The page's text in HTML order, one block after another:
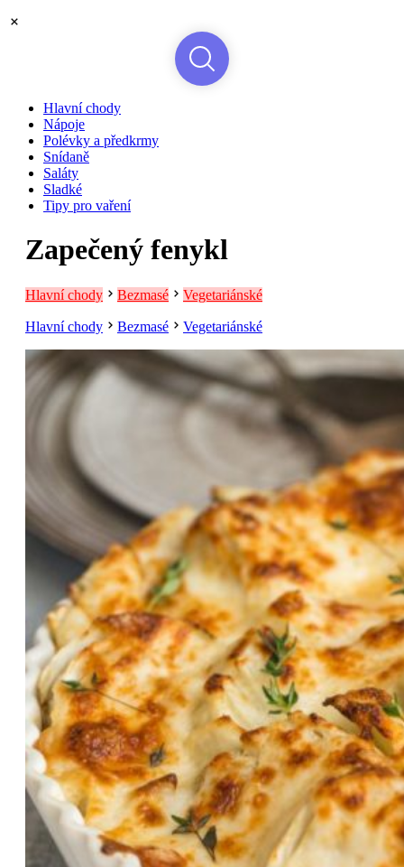
Hlavní chody
Nápoje
Polévky a předkrmy
Snídaně
Saláty
Sladké
Tipy pro vaření
Zapečený fenykl
Hlavní chody Bezmasé Vegetariánské
Hlavní chody Bezmasé Vegetariánské